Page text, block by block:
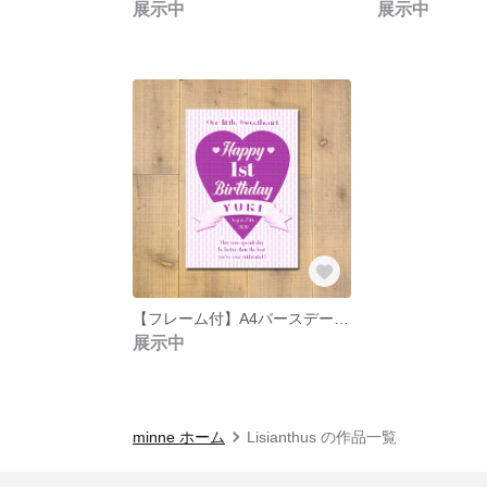
展示中 展示中
展示中
minne ホーム Lisianthus の作品一覧